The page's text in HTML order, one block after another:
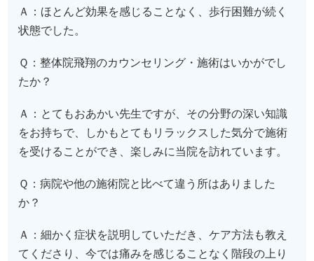
Ａ：ほとんど効果を感じることなく、歩行困難が続く
状態でした。
Ｑ：整体院飛翔のカウンセリング・施術はいかがでし
たか？
Ａ：とてもおあかい先生ですが、その分野の深い知識
をお持ちで、しかもとてもリラックスした気分で施術
を受けることができ、楽しみに当院を訪れています。
Ｑ：病院や他の施術院と比べて違う所はありました
か？
Ａ：細かく症状を説明していただき、ケア方法も教え
てくださり、今では痛みを感じることなく階段の上り